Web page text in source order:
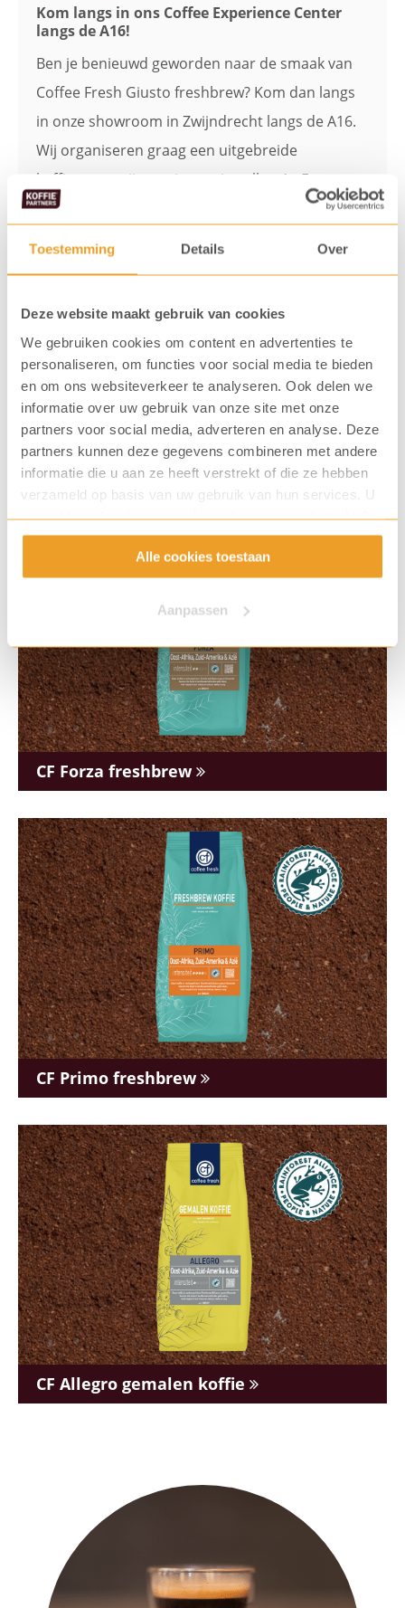
Toestemming Details Over
Deze website maakt gebruik van cookies
We gebruiken cookies om content en advertenties te
personaliseren, om functies voor social media te bieden
en om ons websiteverkeer te analyseren. Ook delen we
informatie over uw gebruik van onze site met onze
partners voor social media, adverteren en analyse. Deze
partners kunnen deze gegevens combineren met andere
informatie die u aan ze heeft verstrekt of die ze hebben
verzameld op basis van uw gebruik van hun services. U
gaat akkoord met onze cookies als u onze website blijft
gebruiken.
Alle cookies toestaan
Aanpassen
Kom langs in ons Coffee Experience Center
langs de A16!
Ben je benieuwd geworden naar de smaak van
Coffee Fresh Giusto freshbrew? Kom dan langs
in onze showroom in Zwijndrecht langs de A16.
Wij organiseren graag een uitgebreide
koffieproeverij voor jou en je collega’s. Een
afspraak
Maak een afspraak
Bekijk ook deze Coffee Fresh
melanges
CF Forza freshbrew
CF Primo freshbrew
CF Allegro gemalen koffie